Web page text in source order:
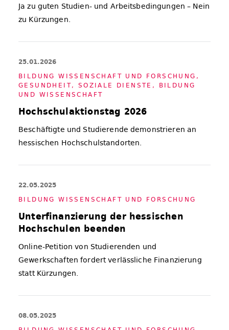
Ja zu guten Studien- und Arbeitsbedingungen – Nein
zu Kürzungen.
25.01.2026
BIL­DUNG WIS­SEN­SCHAFT UND FOR­SCHUNG ,
GE­SUND­HEIT, SO­ZIA­LE DIENS­TE, BIL­DUNG
UND WIS­SEN­SCHAFT
Hochschulaktionstag 2026
Beschäftigte und Studierende demonstrieren an
hessischen Hochschulstandorten.
22.05.2025
BIL­DUNG WIS­SEN­SCHAFT UND FOR­SCHUNG
Unterfinanzierung der hessischen
Hochschulen beenden
Online-Petition von Studierenden und
Gewerkschaften fordert verlässliche Finanzierung
statt Kürzungen.
08.05.2025